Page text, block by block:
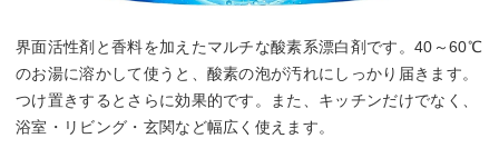
界面活性剤と香料を加えたマルチな酸素系漂白剤です。40～60℃
のお湯に溶かして使うと、酸素の泡が汚れにしっかり届きます。
つけ置きするとさらに効果的です。また、キッチンだけでなく、
浴室・リビング・玄関など幅広く使えます。